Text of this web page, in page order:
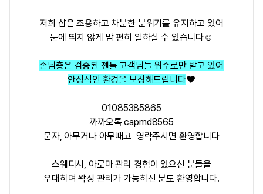
저희 샵은 조용하고 차분한 분위기를 유지하고 있어
눈에 띄지 않게 맘 편히 일하실 수 있습니다☺️
손님층은 검증된 젠틀 고객님들 위주로만 받고 있어
안정적인 환경을 보장해드립니다❤️
01085385865
까까오톡 capmd8565
문자, 아무거나 아무때고 영락주시면 환영합니다
스웨디시, 아로마 관리 경험이 있으신 분들을
우대하며 왁싱 관리가 가능하신 분도 환영합니다.